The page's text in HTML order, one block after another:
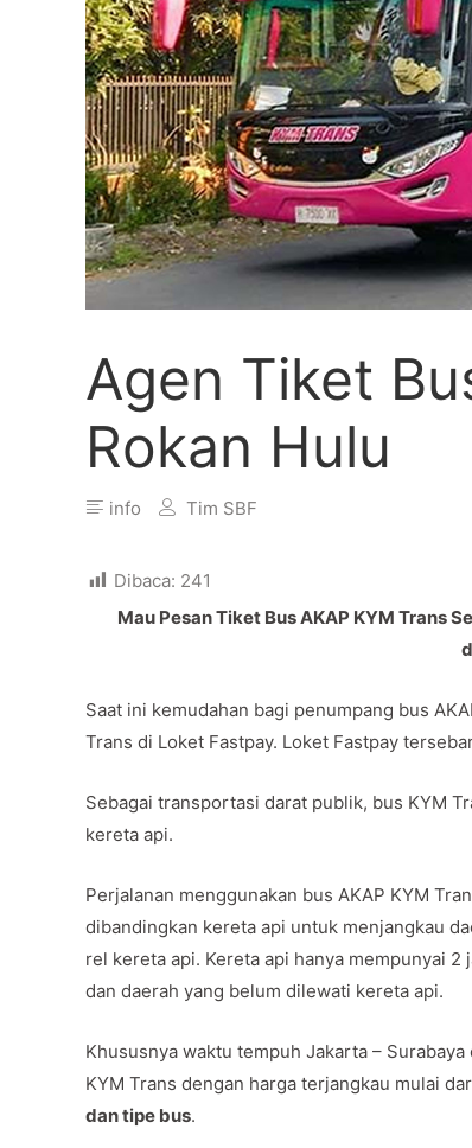
Agen Tiket
Rokan Hulu
info Tim SBF
Dibaca: 241
Mau Pesan Tiket Bus AKAP KYM Trans
Saat ini kemudahan bagi penumpang bus
Trans di Loket Fastpay. Loket Fastpay
Sebagai transportasi darat publik, bus KYM
kereta api.
Perjalanan menggunakan bus AKAP KYM
dibandingkan kereta api untuk menjangkau
rel kereta api. Kereta api hanya mempunyai
dan daerah yang belum dilewati kereta api.
Khususnya waktu tempuh Jakarta –
KYM Trans dengan harga terjangkau mulai
dan tipe bus.